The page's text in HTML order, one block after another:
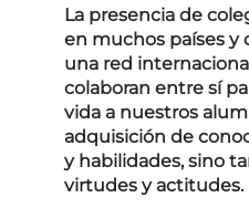
La presencia de
en muchos países
una red
colaboran entre sí
vida a nuestros
adquisición de
y habilidades, sino
virtudes y actitudes.